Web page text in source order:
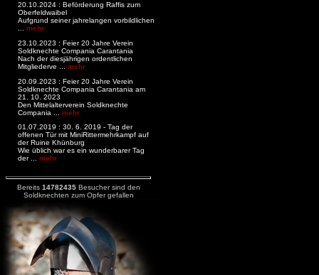
20.10.2024 : Beförderung Raffis zum
Oberfeldwaibel
Aufgrund seiner jahrelangen vorbildlichen
... mehr
23.10.2023 : Feier 20 Jahre Verein
Soldknechte Compania Carantania
Nach der diesjährigen ordentlichen
Mitgliederve ... mehr
20.09.2023 : Feier 20 Jahre Verein
Soldknechte Compania Carantania am
21. 10. 2023
Den Mittelalterverein Soldknechte
Compania ... mehr
01.07.2019 : 30. 6. 2019 - Tag der
offenen Tür mit MiniRittermehrkampf auf
der Ruine Khünburg
Wie üblich war es ein wunderbarer Tag
der ... mehr
Bereits 14782435Besucher sind den
Soldknechten zum Opfer gefallen